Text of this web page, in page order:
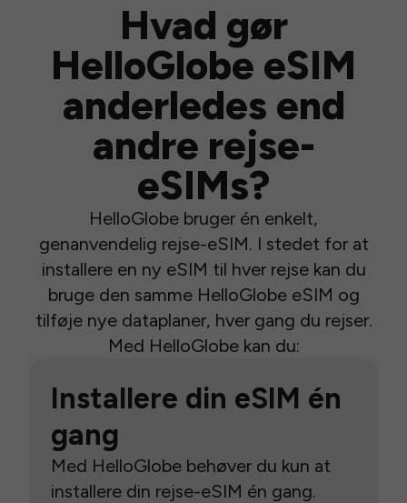
Hvad gør
HelloGlobe eSIM
anderledes end
andre rejse-
eSIMs?
HelloGlobe bruger én enkelt,
genanvendelig rejse-eSIM. I stedet for at
installere en ny eSIM til hver rejse kan du
bruge den samme HelloGlobe eSIM og
tilføje nye dataplaner, hver gang du rejser.
Med HelloGlobe kan du:
Installere din eSIM én
gang
Med HelloGlobe behøver du kun at
installere din rejse-eSIM én gang.